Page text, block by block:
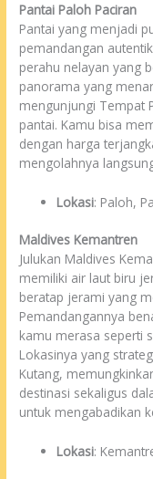
Pantai Paloh Paciran
Pantai yang menjadi
pemandangan
perahu nelayan yang
panorama yang
mengunjungi Tempat
pantai. Kamu bisa
dengan harga
mengolahnya
Lokasi: Paloh,
Maldives Kemantren
Julukan Maldives
memiliki air laut biru
beratap jerami yang
Pemandangannya
kamu merasa seperti
Lokasinya yang
Kutang,
destinasi sekaligus
untuk mengabadikan
Lokasi: